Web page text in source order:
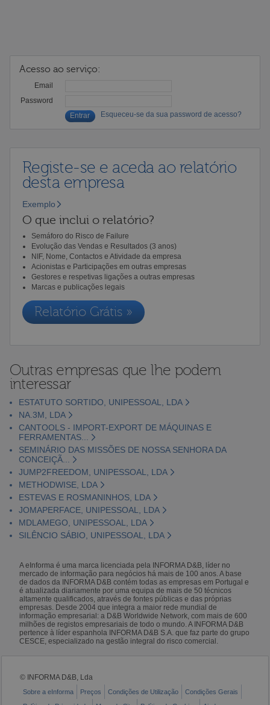
Acesso ao serviço:
Email
Password
Esqueceu-se da sua password de acesso?
Registe-se e aceda ao relatório
desta empresa
Exemplo
O que inclui o relatório?
Semáforo do Risco de Failure
Evolução das Vendas e Resultados (3 anos)
NIF, Nome, Contactos e Atividade da empresa
Acionistas e Participações em outras empresas
Gestores e respetivas ligações a outras empresas
Marcas e publicações legais
Relatório Grátis »
Outras empresas que lhe podem
interessar
ESTATUTO SORTIDO, UNIPESSOAL, LDA
NA.3M, LDA
CANTOOLS - IMPORT-EXPORT DE MÁQUINAS E
FERRAMENTAS...
SEMINÁRIO DAS MISSÕES DE NOSSA SENHORA DA
CONCEIÇÃ...
JUMP2FREEDOM, UNIPESSOAL, LDA
METHODWISE, LDA
ESTEVAS E ROSMANINHOS, LDA
JOMAPERFACE, UNIPESSOAL, LDA
MDLAMEGO, UNIPESSOAL, LDA
SILÊNCIO SÁBIO, UNIPESSOAL, LDA
A eInforma é uma marca licenciada pela INFORMA D&B, líder no
mercado de informação para negócios há mais de 100 anos. A base
de dados da INFORMA D&B contém todas as empresas em Portugal e
é atualizada diariamente por uma equipa de mais de 50 técnicos
altamente qualificados, através de fontes públicas e das próprias
empresas. Desde 2004 que integra a maior rede mundial de
informação empresarial: a D&B Worldwide Network, com mais de 600
milhões de registos empresariais de todo o mundo. A INFORMA D&B
pertence à líder espanhola INFORMA D&B S.A. que faz parte do grupo
CESCE, especializado na gestão integral do risco comercial.
© INFORMA D&B, Lda
Sobre a eInforma Preços Condições de Utilização
Condições Gerais